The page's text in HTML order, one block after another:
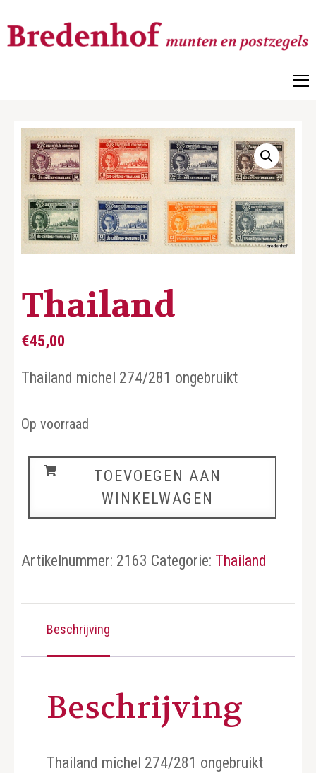
Thailand
€45,00
Thailand michel 274/281 ongebruikt
Op voorraad
Thailand
TOEVOEGEN AAN
WINKELWAGEN
Artikelnummer: 2163 Categorie: Thailand
Beschrijving
Beschrijving
Thailand michel 274/281 ongebruikt